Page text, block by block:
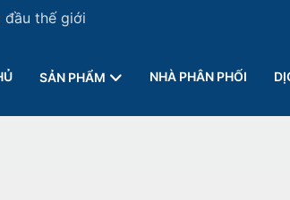
đầu thế giới
SẢN PHẨM NHÀ PHÂN PHỐI